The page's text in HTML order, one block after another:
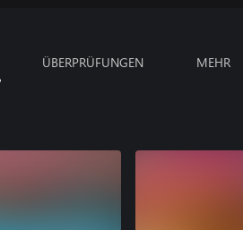
ÜBERPRÜFUNGEN MEHR